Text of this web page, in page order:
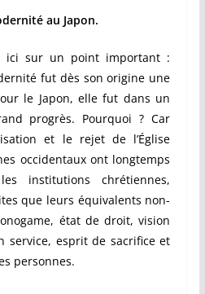
au Japon.
ici sur un point important :
fut dès son origine une
le Japon, elle fut dans un
progrès. Pourquoi ? Car
et le rejet de l’Église
occidentaux ont longtemps
institutions chrétiennes,
que leurs équivalents non-
état de droit, vision
service, esprit de sacrifice et
personnes.